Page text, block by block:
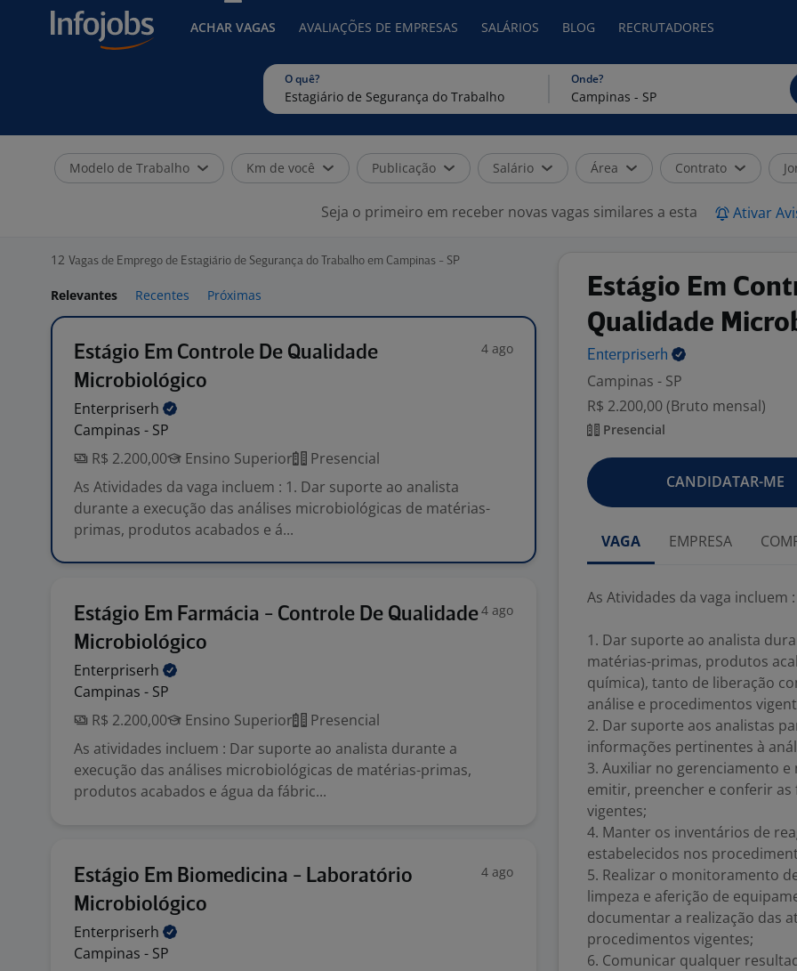
ACHAR VAGAS AVALIAÇÕES DE EMPRESAS SALÁRIOS BLOG RECRUTADORES
O quê? Onde?
Modelo de Trabalho Km de você Publicação Salário Área Contrato
Seja o primeiro em receber novas vagas similares a esta Ativar
12 Vagas de Emprego de Estagiário de Segurança do Trabalho em Campinas - SP
Relevantes Recentes Próximas
Estágio Em Controle De Qualidade
Microbiológico
4 ago
Enterpriserh
Campinas - SP
R$ 2.200,00
Ensino Superior
Presencial
As Atividades da vaga incluem : 1. Dar suporte ao analista
durante a execução das análises microbiológicas de matérias-
primas, produtos acabados e á...
Estágio Em Farmácia - Controle De Qualidade
Microbiológico
4 ago
Enterpriserh
Campinas - SP
R$ 2.200,00
Ensino Superior
Presencial
As atividades incluem : Dar suporte ao analista durante a
execução das análises microbiológicas de matérias-primas,
produtos acabados e água da fábric...
Estágio Em Biomedicina - Laboratório
Microbiológico
4 ago
Enterpriserh
Campinas - SP
Estágio Em
Qualidade
Enterpriserh
Campinas - SP
R$ 2.200,00 (Bruto mensal)
Presencial
CANDIDATAR-ME
VAGA EMPRESA
As Atividades da vaga incluem :
1. Dar suporte ao analista
matérias-primas, produtos
química), tanto de liberação
análise e procedimentos
2. Dar suporte aos analistas
informações pertinentes à
3. Auxiliar no gerenciamento
emitir, preencher e conferir
vigentes;
4. Manter os inventários de
estabelecidos nos
5. Realizar o monitoramento
limpeza e aferição de
documentar a realização das
procedimentos vigentes;
6. Comunicar qualquer